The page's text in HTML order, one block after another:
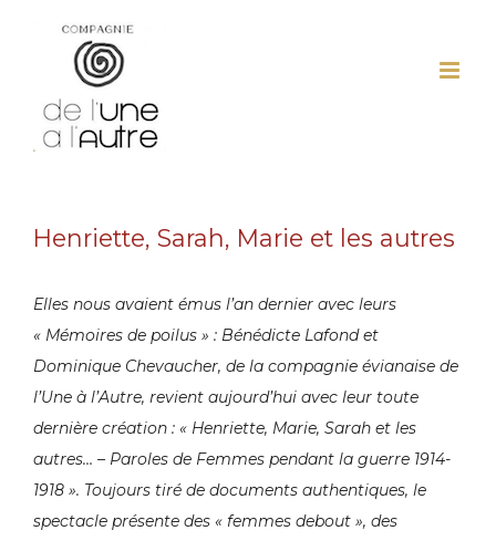
Henriette, Sarah, Marie et les autres
Elles nous avaient émus l’an dernier avec leurs
« Mémoires de poilus » : Bénédicte Lafond et
Dominique Chevaucher, de la compagnie évianaise de
l’Une à l’Autre, revient aujourd’hui avec leur toute
dernière création : « Henriette, Marie, Sarah et les
autres… – Paroles de Femmes pendant la guerre 1914-
1918 ». Toujours tiré de documents authentiques, le
spectacle présente des « femmes debout », des